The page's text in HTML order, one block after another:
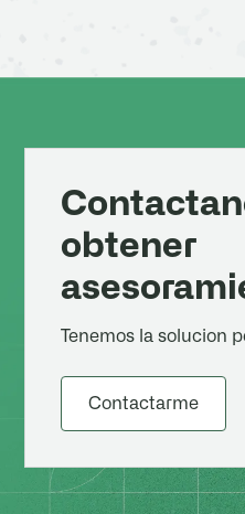
obtener
Tenemos la solucion
Contactarme